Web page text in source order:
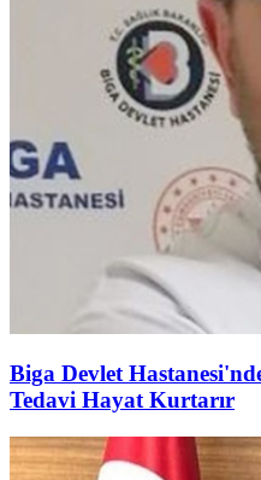
Biga Devlet
Tedavi Hayat Kurtarır